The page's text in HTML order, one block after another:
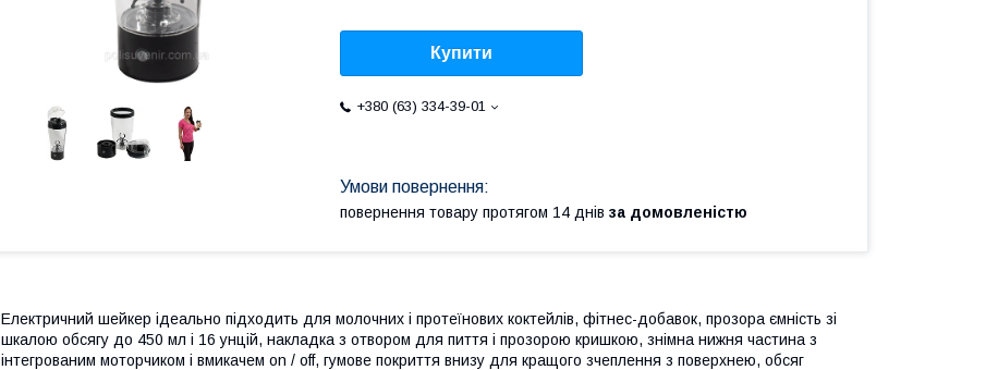
Купити
+380 (63) 334-39-01
повернення товару протягом 14 днів за домовленістю
Електричний шейкер ідеально підходить для молочних і протеїнових коктейлів, фітнес-добавок, прозора ємність зі
шкалою обсягу до 450 мл і 16 унцій, накладка з отвором для пиття і прозорою кришкою, знімна нижня частина з
інтегрованим моторчиком і вмикачем on / off, гумове покриття внизу для кращого зчеплення з поверхнею, обсяг